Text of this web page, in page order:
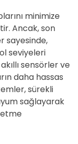
minimize
Ancak, son
sayesinde,
seviyeleri
sensörler ve
daha hassas
sürekli
sağlayarak